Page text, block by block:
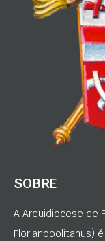
SOBRE
A Arquidiocese de
Florianopolitanus)